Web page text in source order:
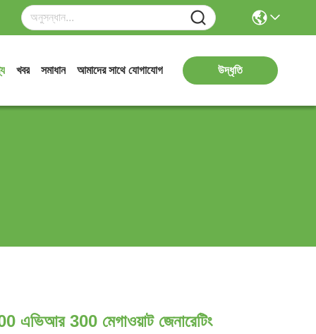
খবর সমাধান আমাদের সাথে যোগাযোগ উদ্ধৃতি
300 মেগাওয়াট জেনারেটিং